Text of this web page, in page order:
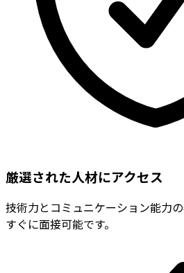
厳選された人材にアクセス
技術力とコミュニケーション能力
すぐに面接可能です。